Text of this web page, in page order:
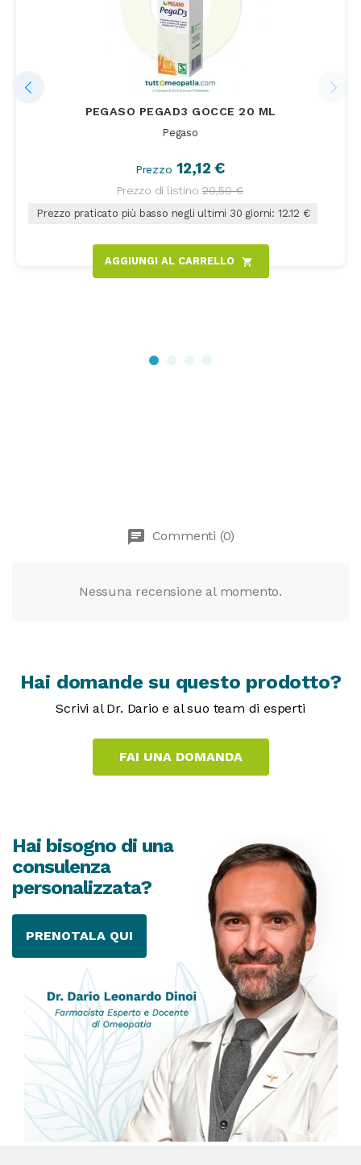
PEGASO PEGAD3 GOCCE 20 ML
Pegaso
Prezzo 12,12 €
Prezzo di listino 20,50 €
Prezzo praticato più basso negli ultimi 30 giorni: 12.12 €
AGGIUNGI AL CARRELLO shopping_cart
chat Commenti (0)
Nessuna recensione al momento.
Hai domande su questo prodotto?
Scrivi al Dr. Dario e al suo team di esperti
Hai bisogno di una
consulenza
personalizzata?
PRENOTALA QUI